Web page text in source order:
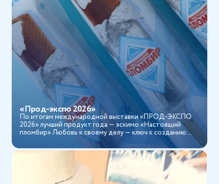
«Прод-экспо 2026»
По итогам международной выставки «ПРОД-ЭКСПО
2026» лучший продукт года — эскимо «Настоящий
пломбир» Любовь к своему делу — ключ к созданию